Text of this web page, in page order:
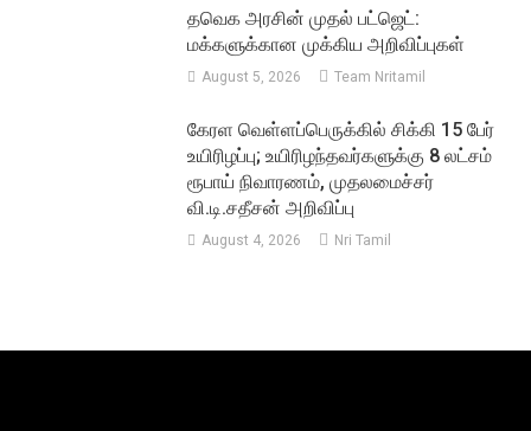
தவெக அரசின் முதல் பட்ஜெட்:
மக்களுக்கான முக்கிய அறிவிப்புகள்
August 5, 2026 Team Nritamil
கேரள வெள்ளப்பெருக்கில் சிக்கி 15 பேர்
உயிரிழப்பு; உயிரிழந்தவர்களுக்கு 8 லட்சம்
ரூபாய் நிவாரணம், முதலமைச்சர்
வி.டி.சதீசன் அறிவிப்பு
August 4, 2026 Nri Tamil